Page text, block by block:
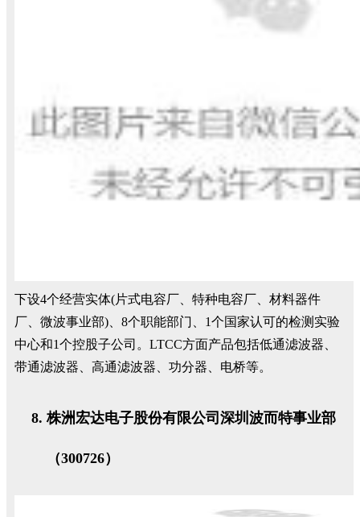
下设4个经营实体(片式电容厂、特种电容厂、材料器件
厂、微波事业部)、8个职能部门、1个国家认可的检测实验
中心和1个控股子公司。LTCC方面产品包括低通滤波器、
带通滤波器、高通滤波器、功分器、电桥等。
株洲宏达电子股份有限公司深圳波而特事业部
（300726）